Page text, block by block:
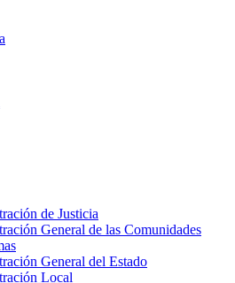
de Justicia
General de las Comunidades
General del Estado
Local